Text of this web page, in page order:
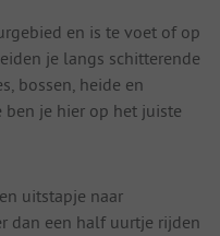
en is te voet of op
je langs schitterende
bossen, heide en
ben je hier op het juiste
uitstapje naar
dan een half uurtje rijden